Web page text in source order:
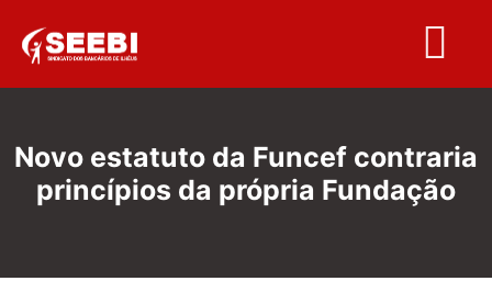
Novo estatuto da Funcef contraria
princípios da própria Fundação